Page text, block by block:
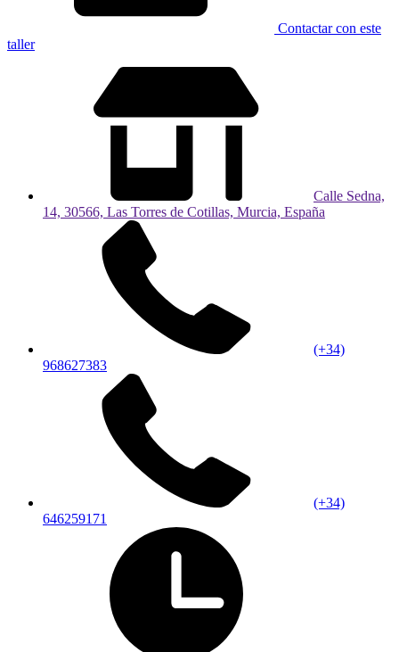
Contactar con este
taller
Calle Sedna,
14, 30566, Las Torres de Cotillas, Murcia, España
(+34)
968627383
(+34)
646259171